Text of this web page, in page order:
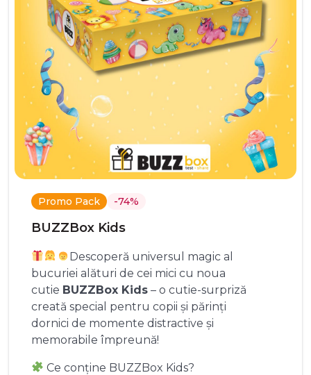
Promo Pack -74%
BUZZBox Kids
Descoperă universul magic al
bucuriei alături de cei mici cu noua
cutie BUZZBox Kids – o cutie-surpriză
creată special pentru copii și părinți
dornici de momente distractive și
memorabile împreună!
Ce conține BUZZBox Kids?